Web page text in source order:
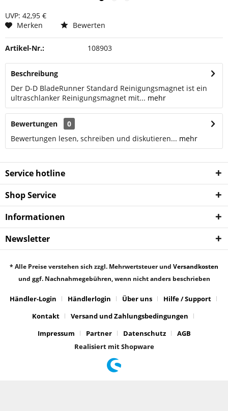
UVP: 42,95 €
Merken
Bewerten
Artikel-Nr.: 108903
Beschreibung
Der D-D BladeRunner Standard Reinigungsmagnet ist ein
ultraschlanker Reinigungsmagnet mit... mehr
Bewertungen
0
Bewertungen lesen, schreiben und diskutieren... mehr
Service hotline
Shop Service
Informationen
Newsletter
* Alle Preise verstehen sich zzgl. Mehrwertsteuer und Versandkosten
und ggf. Nachnahmegebühren, wenn nicht anders beschrieben
Händler-Login Händlerlogin Über uns
Hilfe / Support
Kontakt
Versand und Zahlungsbedingungen
Impressum
Partner Datenschutz
AGB
Realisiert mit Shopware